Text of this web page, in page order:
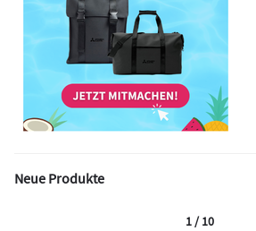
Neue Produkte
1 / 10